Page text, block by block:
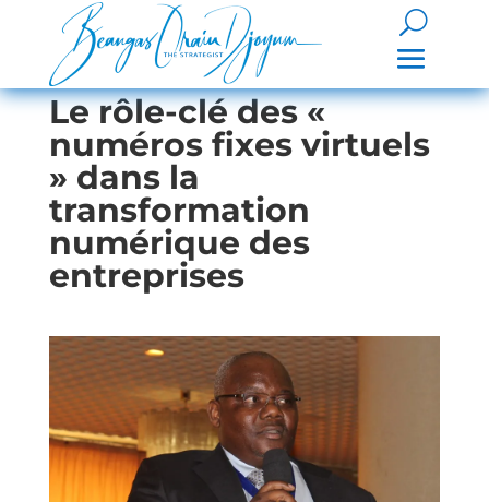
Le rôle-clé des «
numéros fixes virtuels
» dans la
transformation
numérique des
entreprises